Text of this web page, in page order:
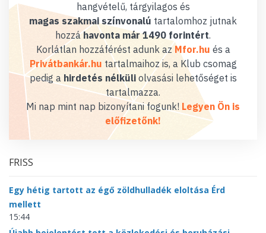
hangvételű, tárgyilagos és
magas szakmai színvonalú tartalomhoz jutnak
hozzáhavonta már 1490 forintért.
Korlátlan hozzáférést adunk az Mfor.hu és a
Privátbankár.hu tartalmaihoz is, a Klub csomag
pedig a hirdetés nélküliolvasási lehetőséget is
tartalmazza.
Mi nap mint nap bizonyítani fogunk! Legyen Ön is
előfizetőnk!
FRISS
Egy hétig tartott az égő zöldhulladék eloltása Érd
mellett
15:44